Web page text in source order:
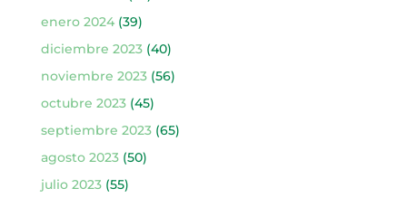
enero 2024(39)
diciembre 2023(40)
noviembre 2023(56)
octubre 2023(45)
septiembre 2023(65)
agosto 2023(50)
julio 2023(55)